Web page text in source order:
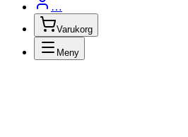
…
Varukorg
Meny